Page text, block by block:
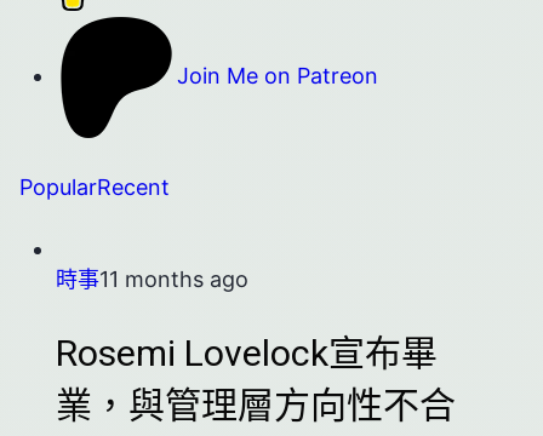
Join Me on Patreon
PopularRecent
時事11 months ago
Rosemi Lovelock宣布畢
業，與管理層方向性不合